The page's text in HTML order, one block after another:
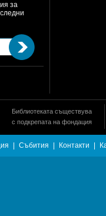
за
Библиотеката съществува
с подкрепата на фондация
Събития Контакти